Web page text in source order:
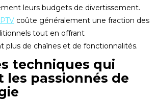
leurs budgets de divertissement.
coûte généralement une fraction des
tout en offrant
plus de chaînes et de fonctionnalités.
techniques qui
les passionnés de